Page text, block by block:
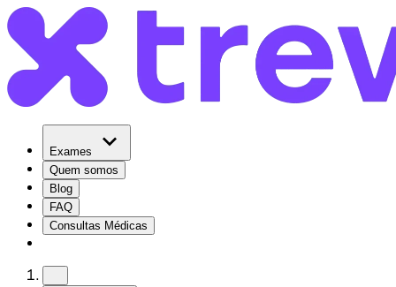
Exames
Quem somos
Blog
FAQ
Consultas Médicas